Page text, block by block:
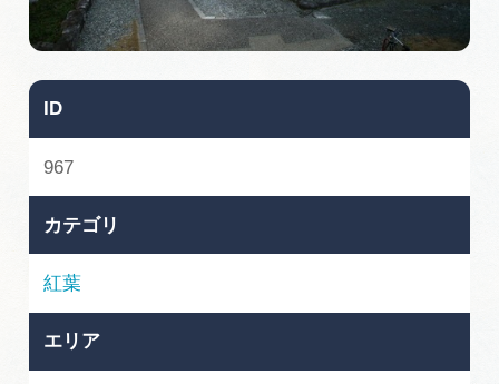
旅の予約
ぎふ旅レポーター記事
早わかり岐阜
買い物・お土産
ID
967
カテゴリ
紅葉
エリア